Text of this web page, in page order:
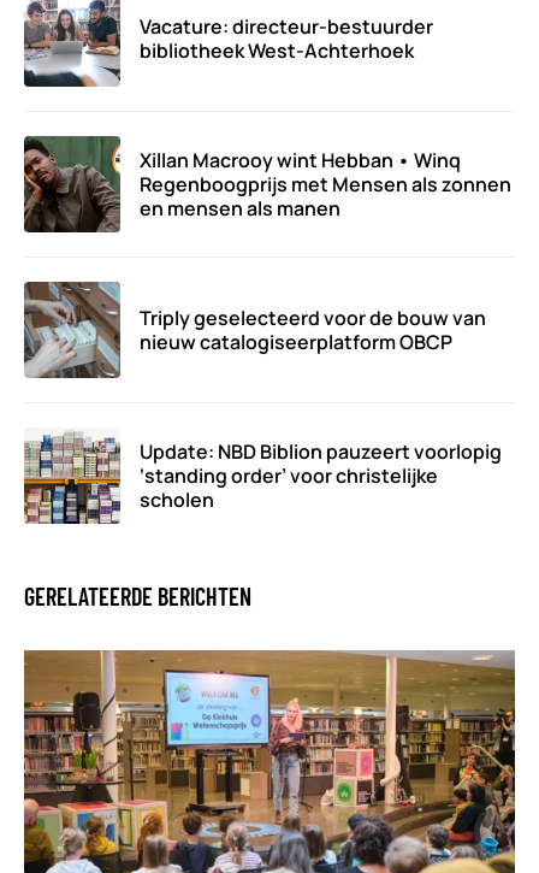
Vacature: directeur-bestuurder
bibliotheek West-Achterhoek
Xillan Macrooy wint Hebban • Winq
Regenboogprijs met Mensen als zonnen
en mensen als manen
Triply geselecteerd voor de bouw van
nieuw catalogiseerplatform OBCP
Update: NBD Biblion pauzeert voorlopig
‘standing order’ voor christelijke
scholen
GERELATEERDE BERICHTEN